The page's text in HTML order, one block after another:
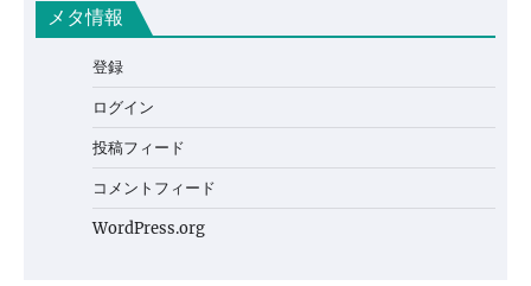
メタ情報
登録
ログイン
投稿フィード
コメントフィード
WordPress.org